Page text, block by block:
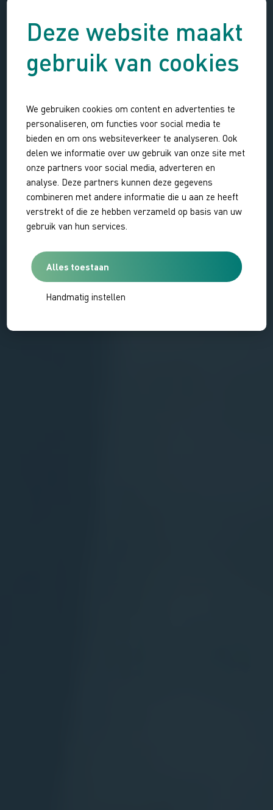
Deze website maakt
gebruik van cookies
We gebruiken cookies om content en advertenties te
personaliseren, om functies voor social media te
bieden en om ons websiteverkeer te analyseren. Ook
delen we informatie over uw gebruik van onze site met
onze partners voor social media, adverteren en
analyse. Deze partners kunnen deze gegevens
combineren met andere informatie die u aan ze heeft
verstrekt of die ze hebben verzameld op basis van uw
gebruik van hun services.
Handmatig instellen
Alles toestaan